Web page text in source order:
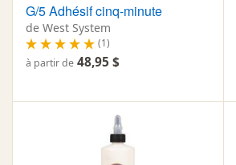
G/5 Adhésif cinq-minute
de West System
(1)
à partir de 48,95 $